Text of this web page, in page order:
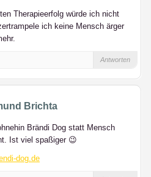
Therapieerfolg würde ich nicht
ich keine Mensch ärger
Antworten
Brichta
Brändi Dog statt Mensch
Ist viel spaßiger 😉
dog.de